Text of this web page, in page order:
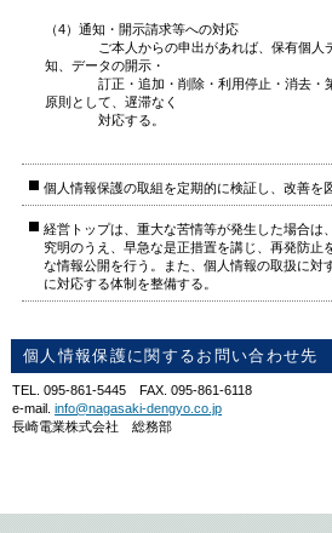
（4）通知・開示請求等への対応
ご本人からの申出があれば、保有個人デ
知、データの開示・
訂正・追加・削除・利用停止・消去・第
原則として、遅滞なく
対応する。
個人情報保護の取組を定期的に検証し、改善を
経営トップは、重大な苦情等が発生した場合は
究明のうえ、早急な是正措置を講じ、再発防止
な情報公開を行う。また、個人情報の取扱に対
に対応する体制を整備する。
個人情報保護に関するお問い合わせ先
TEL. 095-861-5445 FAX. 095-861-6118
e-mail.info@nagasaki-dengyo.co.jp
長崎電業株式会社 総務部